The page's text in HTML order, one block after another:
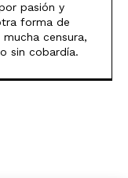
pasión y
forma de
censura,
sin cobardía.